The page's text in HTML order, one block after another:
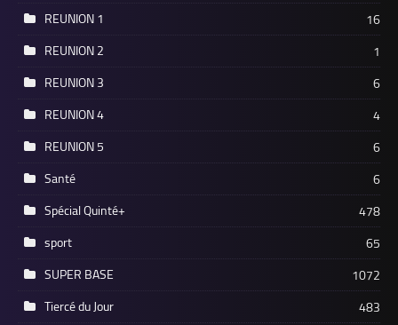
REUNION 1
16
REUNION 2
1
REUNION 3
6
REUNION 4
4
REUNION 5
6
Santé
6
Spécial Quinté+
478
sport
65
SUPER BASE
1072
Tiercé du Jour
483